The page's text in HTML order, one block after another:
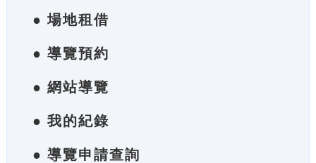
● 場地租借
● 導覽預約
● 網站導覽
● 我的紀錄
● 導覽申請查詢